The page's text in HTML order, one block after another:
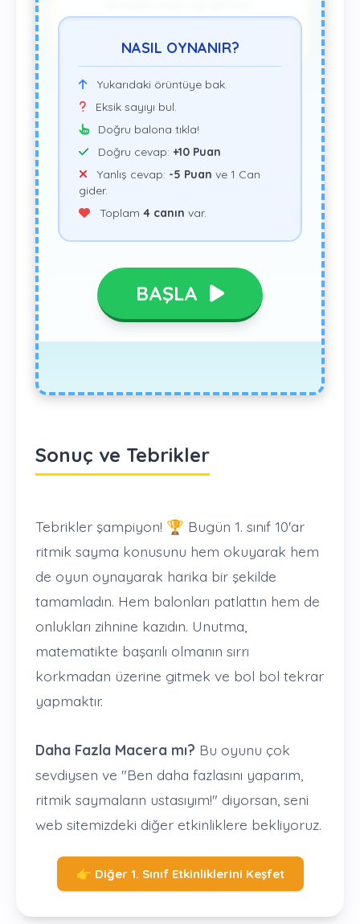
Sonuç ve Tebrikler
Tebrikler şampiyon! 🏆 Bugün 1. sınıf 10'ar
ritmik sayma konusunu hem okuyarak hem
de oyun oynayarak harika bir şekilde
tamamladın. Hem balonları patlattın hem de
onlukları zihnine kazıdın. Unutma,
matematikte başarılı olmanın sırrı
korkmadan üzerine gitmek ve bol bol tekrar
yapmaktır.
Daha Fazla Macera mı? Bu oyunu çok
sevdiysen ve "Ben daha fazlasını yaparım,
ritmik saymaların ustasıyım!" diyorsan, seni
web sitemizdeki diğer etkinliklere bekliyoruz.
👉 Diğer 1. Sınıf Etkinliklerini Keşfet